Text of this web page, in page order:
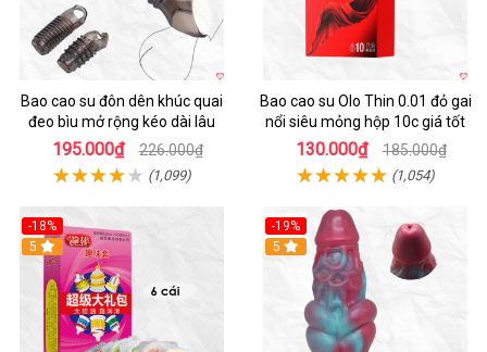
Bao cao su đôn dên khúc quai
đeo bìu mở rộng kéo dài lâu
195.000₫ 226.000₫
(1,099)
Bao cao su Olo Thin 0.01 đỏ gai
nổi siêu mỏng hộp 10c giá tốt
130.000₫ 185.000₫
(1,054)
-18%
Hot
5
-19%
5